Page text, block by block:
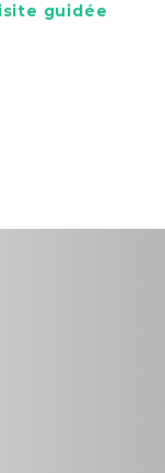
guidée